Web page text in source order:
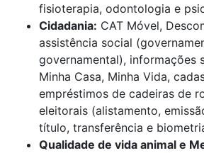
fisioterapia, odontologia e
Cidadania: CAT Móvel,
assistência social
governamental), informações
Minha Casa, Minha Vida,
empréstimos de cadeiras de
eleitorais (alistamento,
título, transferência e
Qualidade de vida animal e